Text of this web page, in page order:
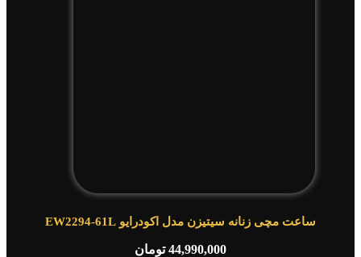
ساعت مچی زنانه سیتیزن مدل اکودرایو EW2294-61L
44,990,000 تومان